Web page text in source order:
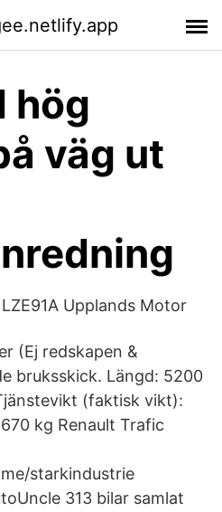
hög
väg ut
Upplands Motor
(Ej redskapen &
bruksskick. Längd: 5200
(faktisk vikt):
kg Renault Trafic
starkindustrie
313 bilar samlat